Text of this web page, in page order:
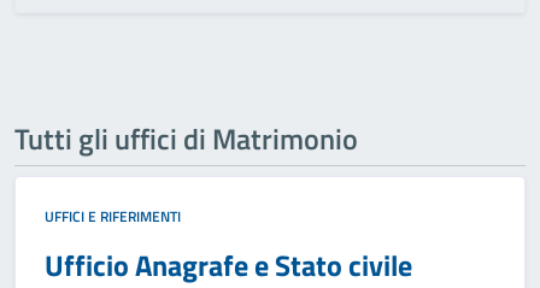
Tutti gli uffici di Matrimonio
UFFICI E RIFERIMENTI
Ufficio Anagrafe e Stato civile